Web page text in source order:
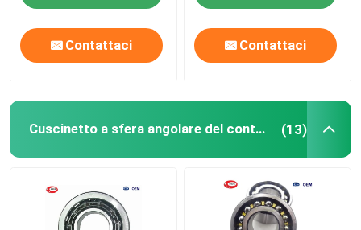
Contattaci Contattaci
Cuscinetto a sfera angolare del contatto (13)